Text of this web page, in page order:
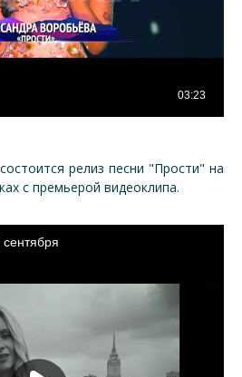
релиз песни "Прости" на
с премьерой видеоклипа.